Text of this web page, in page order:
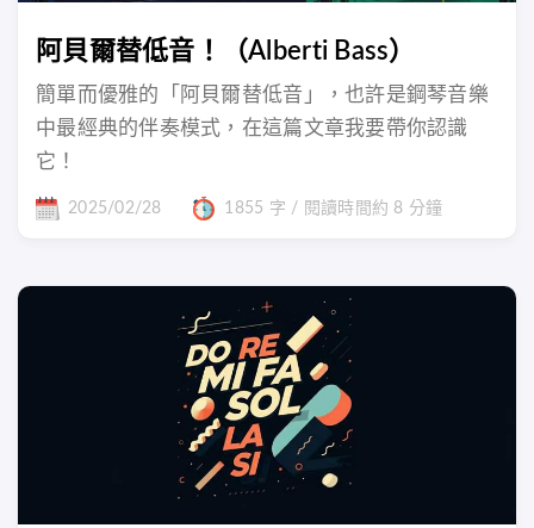
阿貝爾替低音！（Alberti Bass）
簡單而優雅的「阿貝爾替低音」，也許是鋼琴音樂
中最經典的伴奏模式，在這篇文章我要帶你認識
它！
2025/02/28 1855 字 / 閱讀時間約 8 分鐘